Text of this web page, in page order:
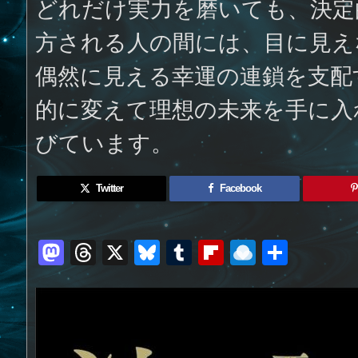
どれだけ実力を磨いても、決
方される人の間には、目に見
偶然に見える幸運の連鎖を支
的に変えて理想の未来を手に
びています。
Twitter Facebook
M
a
T X Bl T Fl
ip
R
ai